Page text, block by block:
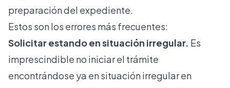
preparación del expediente.
Estos son los errores más frecuentes:
Solicitar estando en situación irregular. Es
imprescindible no iniciar el trámite
encontrándose ya en situación irregular en